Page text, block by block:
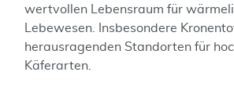
wertvollen Lebensraum für
Lebewesen. Insbesondere
herausragenden Standorten für
Käferarten.